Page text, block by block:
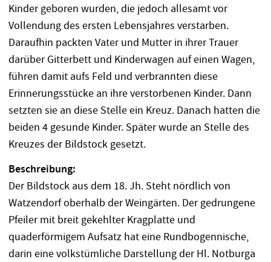
Kinder geboren wurden, die jedoch allesamt vor
Vollendung des ersten Lebensjahres verstarben.
Daraufhin packten Vater und Mutter in ihrer Trauer
darüber Gitterbett und Kinderwagen auf einen Wagen,
führen damit aufs Feld und verbrannten diese
Erinnerungsstücke an ihre verstorbenen Kinder. Dann
setzten sie an diese Stelle ein Kreuz. Danach hatten die
beiden 4 gesunde Kinder. Später wurde an Stelle des
Kreuzes der Bildstock gesetzt.
Beschreibung:
Der Bildstock aus dem 18. Jh. Steht nördlich von
Watzendorf oberhalb der Weingärten. Der gedrungene
Pfeiler mit breit gekehlter Kragplatte und
quaderförmigem Aufsatz hat eine Rundbogennische,
darin eine volkstümliche Darstellung der Hl. Notburga